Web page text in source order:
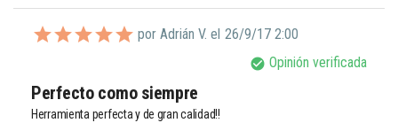
por Adrián V. el 26/9/17 2:00
check_circle Opinión verificada
Perfecto como siempre
Herramienta perfecta y de gran calidad!!